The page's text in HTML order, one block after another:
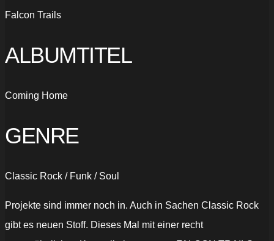
Falcon Trails
ALBUMTITEL
Coming Home
GENRE
Classic Rock / Funk / Soul
Projekte sind immer noch in. Auch in Sachen Classic Rock
gibt es neuen Stoff. Dieses Mal mit einer recht